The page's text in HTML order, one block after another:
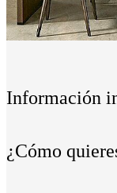
Información
¿Cómo